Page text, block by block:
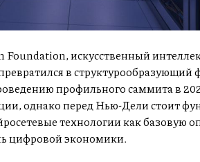
Foundation, искусственный
в структурообразующий
профильного саммита в
однако перед Нью-Дели стоит
технологии как базовую
цифровой экономики.